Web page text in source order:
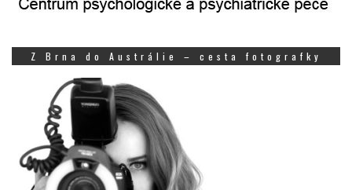
Z Brna do Austrálie – cesta fotografky